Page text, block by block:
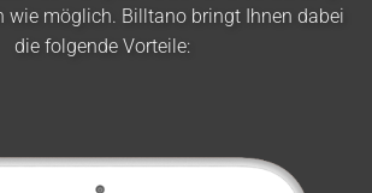
wie möglich. Billtano bringt Ihnen dabei
die folgende Vorteile: